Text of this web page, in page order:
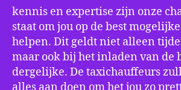
kennis en expertise zijn onze
staat om jou op de best
helpen. Dit geldt niet alleen
maar ook bij het inladen van de
dergelijke. De taxichauffeurs
alles aan doen om het jou zo